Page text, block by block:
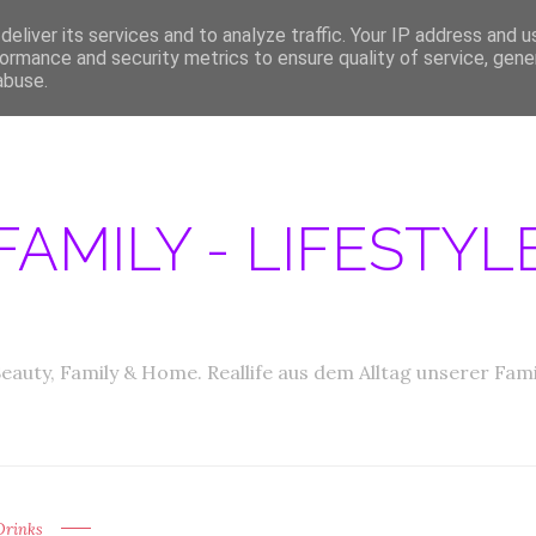
MEDIA DATEN ABOUT PRODUKTTESTER GESUCHT
-
Family & Home. Reallife aus dem Alltag unserer
its services and to analyze traffic. Your IP address and
and security metrics to ensure quality of service,